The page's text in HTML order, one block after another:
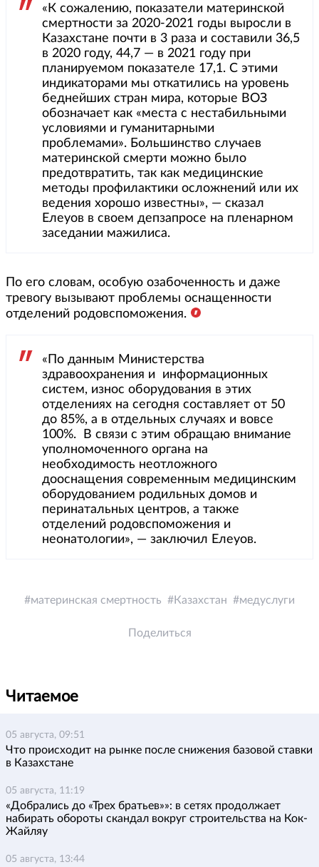
«К сожалению, показатели материнской
смертности за 2020-2021 годы выросли в
Казахстане почти в 3 раза и составили 36,5
в 2020 году, 44,7 — в 2021 году при
планируемом показателе 17,1. С этими
индикаторами мы откатились на уровень
беднейших стран мира, которые ВОЗ
обозначает как «места с нестабильными
условиями и гуманитарными
проблемами». Большинство случаев
материнской смерти можно было
предотвратить, так как медицинские
методы профилактики осложнений или их
ведения хорошо известны», — сказал
Елеуов в своем депзапросе на пленарном
заседании мажилиса.
По его словам, особую озабоченность и даже
тревогу вызывают проблемы оснащенности
отделений родовспоможения.
«По данным Министерства
здравоохранения и информационных
систем, износ оборудования в этих
отделениях на сегодня составляет от 50
до 85%, а в отдельных случаях и вовсе
100%. В связи с этим обращаю внимание
уполномоченного органа на
необходимость неотложного
дооснащения современным медицинским
оборудованием родильных домов и
перинатальных центров, а также
отделений родовспоможения и
неонатологии», — заключил Елеуов.
материнская смертность Казахстан медуслуги
Поделиться
Читаемое
05 августа, 09:51
Что происходит на рынке после снижения базовой ставки
в Казахстане
05 августа, 11:19
«Добрались до «Трех братьев»»: в сетях продолжает
набирать обороты скандал вокруг строительства на Кок-
Жайляу
05 августа, 13:44